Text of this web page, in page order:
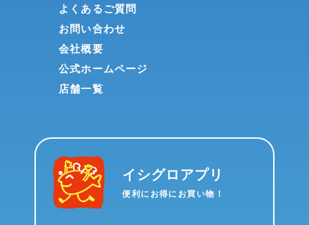
よくあるご質問
お問い合わせ
会社概要
公式ホームページ
店舗一覧
イシグロアプリ
便利にお得にお買い物！